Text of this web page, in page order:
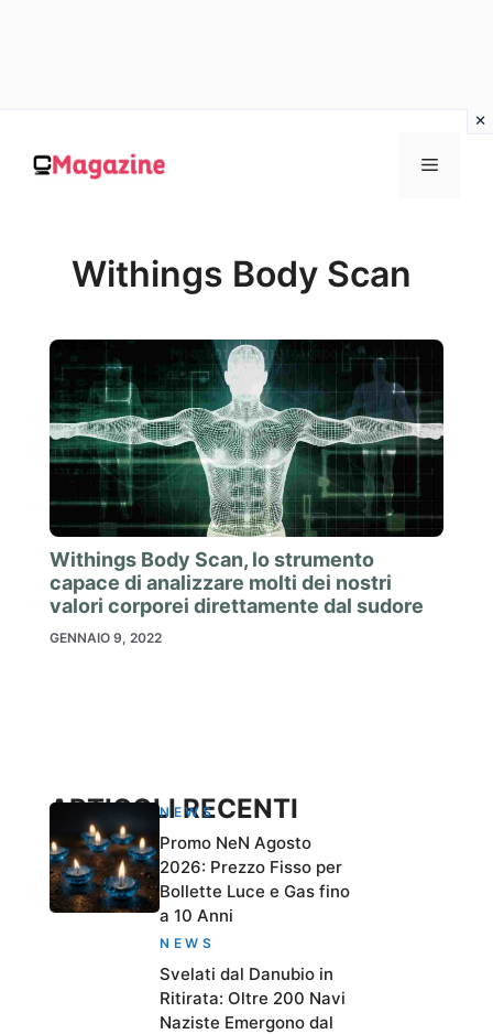
contenuto
MENU
Withings Body Scan
Withings Body Scan, lo strumento
capace di analizzare molti dei nostri
valori corporei direttamente dal sudore
GENNAIO 9, 2022
ARTICOLI RECENTI
NEWS
Promo NeN Agosto
2026: Prezzo Fisso per
Bollette Luce e Gas fino
a 10 Anni
NEWS
Svelati dal Danubio in
Ritirata: Oltre 200 Navi
Naziste Emergono dal